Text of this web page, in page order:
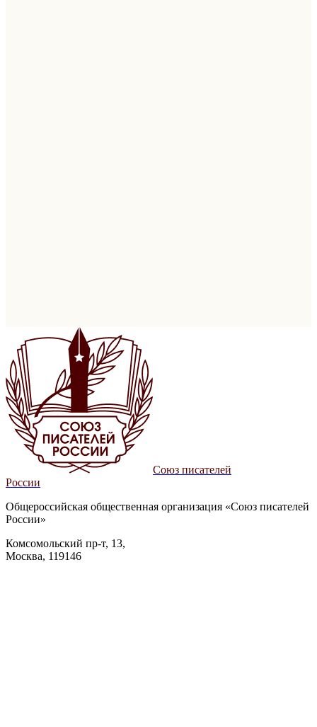
Союз писателей
России
Общероссийская общественная организация «Союз писателей
России»
Комсомольский пр-т, 13,
Москва, 119146